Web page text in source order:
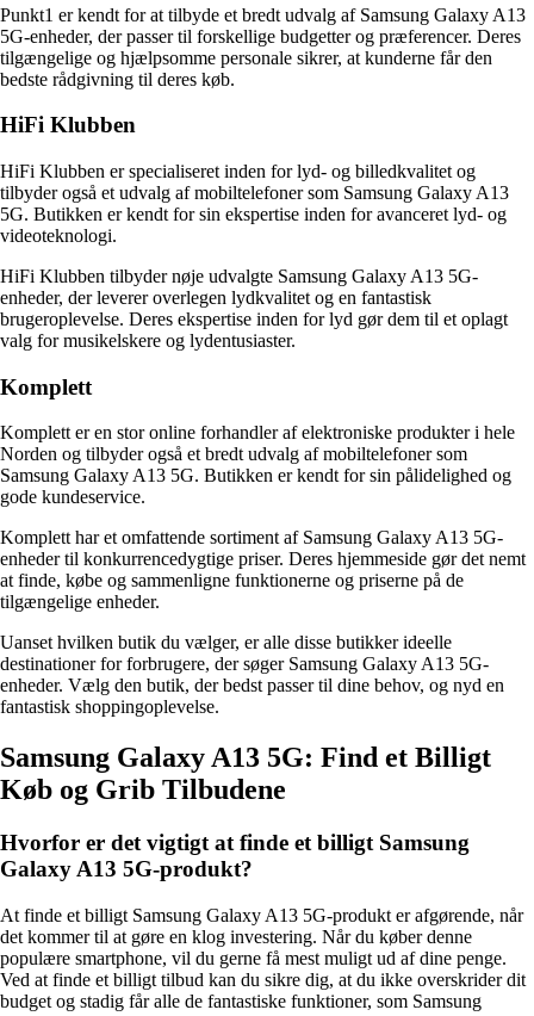
Punkt1 er kendt for at tilbyde et bredt udvalg af Samsung Galaxy A13
5G-enheder, der passer til forskellige budgetter og præferencer. Deres
tilgængelige og hjælpsomme personale sikrer, at kunderne får den
bedste rådgivning til deres køb.
HiFi Klubben
HiFi Klubben er specialiseret inden for lyd- og billedkvalitet og
tilbyder også et udvalg af mobiltelefoner som Samsung Galaxy A13
5G. Butikken er kendt for sin ekspertise inden for avanceret lyd- og
videoteknologi.
HiFi Klubben tilbyder nøje udvalgte Samsung Galaxy A13 5G-
enheder, der leverer overlegen lydkvalitet og en fantastisk
brugeroplevelse. Deres ekspertise inden for lyd gør dem til et oplagt
valg for musikelskere og lydentusiaster.
Komplett
Komplett er en stor online forhandler af elektroniske produkter i hele
Norden og tilbyder også et bredt udvalg af mobiltelefoner som
Samsung Galaxy A13 5G. Butikken er kendt for sin pålidelighed og
gode kundeservice.
Komplett har et omfattende sortiment af Samsung Galaxy A13 5G-
enheder til konkurrencedygtige priser. Deres hjemmeside gør det nemt
at finde, købe og sammenligne funktionerne og priserne på de
tilgængelige enheder.
Uanset hvilken butik du vælger, er alle disse butikker ideelle
destinationer for forbrugere, der søger Samsung Galaxy A13 5G-
enheder. Vælg den butik, der bedst passer til dine behov, og nyd en
fantastisk shoppingoplevelse.
Samsung Galaxy A13 5G: Find et Billigt
Køb og Grib Tilbudene
Hvorfor er det vigtigt at finde et billigt Samsung
Galaxy A13 5G-produkt?
At finde et billigt Samsung Galaxy A13 5G-produkt er afgørende, når
det kommer til at gøre en klog investering. Når du køber denne
populære smartphone, vil du gerne få mest muligt ud af dine penge.
Ved at finde et billigt tilbud kan du sikre dig, at du ikke overskrider dit
budget og stadig får alle de fantastiske funktioner, som Samsung